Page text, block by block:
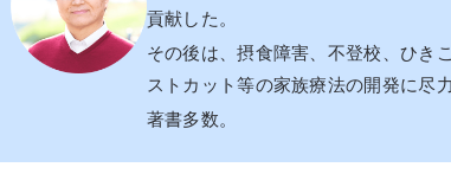
貢献した。
その後は、摂食障害、不登校、ひき
ストカット等の家族療法の開発に尽
著書多数。